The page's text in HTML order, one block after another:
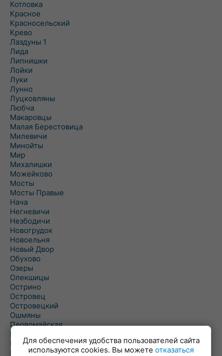
Котловка
Красное
Красносельский
Крево
Лаздуны 1
Лида
Липнишки
Лойки
Луки
Лунно
Луцковляны
Любча
Макаровцы
Малая Берестовица
Милевичи
Минойты
Мир
Михалишки
Можейково
Мосты
Мосты Правые
Нача
Негневичи
Незбодичи
Новогрудок
Новоельня
Новый Двор
Обухово
Озеры
Олекшицы
Острино
Островец
Островецкий
Ошмяны
Первомайская
Первомайский
Пески
Петревичи
Для обеспечения удобства пользователей сайта
используются cookies. Вы можете отказаться